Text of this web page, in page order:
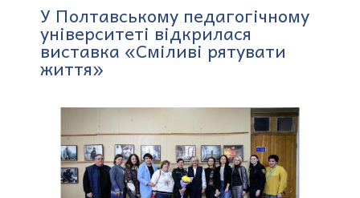
У Полтавському педагогічному
університеті відкрилася
виставка «Сміливі рятувати
життя»